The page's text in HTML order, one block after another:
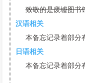
致敬的是废墟图
汉语相关
本备忘记录着部分
日语相关
本备忘记录着部分